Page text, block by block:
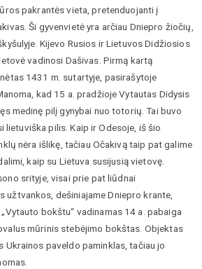
pakrantės vieta, pretenduojanti į
Ši gyvenvietė yra arčiau Dniepro žiočių,
Kijevo Rusios ir Lietuvos Didžiosios
vadinosi Dašivas. Pirmą kartą
1431 m. sutartyje, pasirašytoje
kad 15 a. pradžioje Vytautas Didysis
medinę pilį gynybai nuo totorių. Tai buvo
lietuviška pilis. Kaip ir Odesoje, iš šio
nėra išlikę, tačiau Očakivą taip pat galime
kaip su Lietuva susijusią vietovę.
srityje, visai prie pat liūdnai
užtvankos, dešiniajame Dniepro krante,
bokštu“ vadinamas 14 a. pabaiga
mūrinis stebėjimo bokštas. Objektas
Ukrainos paveldo paminklas, tačiau jo